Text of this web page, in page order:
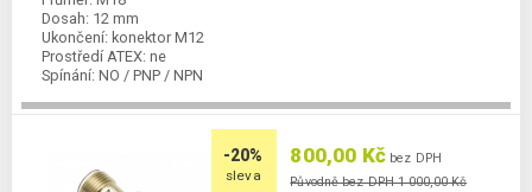
Dosah: 12 mm
Ukončení: konektor M12
Prostředí ATEX: ne
Spínání: NO / PNP / NPN
-20%
sleva
800,00 Kč bez DPH
Původně bez DPH 1 000,00 Kč